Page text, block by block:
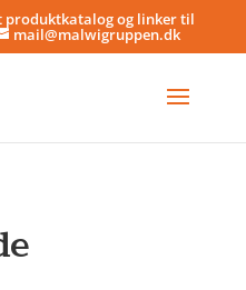
produktkatalog og linker til
mail@malwigruppen.dk